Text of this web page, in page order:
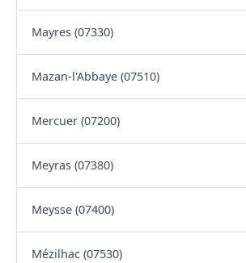
Mayres (07330)
Mazan-l'Abbaye (07510)
Mercuer (07200)
Meyras (07380)
Meysse (07400)
Mézilhac (07530)